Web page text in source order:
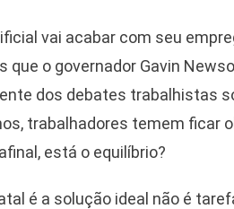
vai acabar com seu
que o governador Gavin
dos debates trabalhistas
trabalhadores temem ficar
está o equilíbrio?
é a solução ideal não é